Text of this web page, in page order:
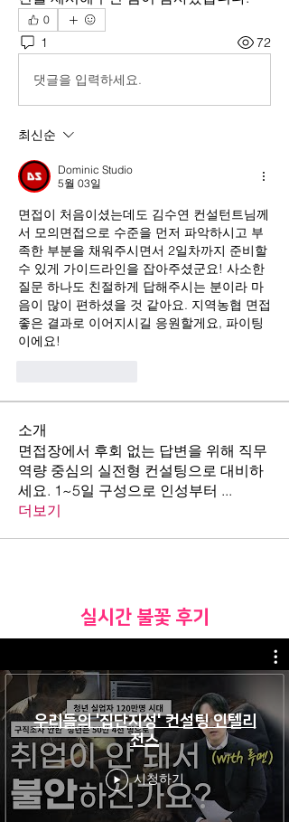
0
1 72
댓글을 입력하세요.
최신순
Dominic Studio
5월 03일
면접이 처음이셨는데도 김수연 컨설턴트님께
서 모의면접으로 수준을 먼저 파악하시고 부
족한 부분을 채워주시면서 2일차까지 준비할
수 있게 가이드라인을 잡아주셨군요! 사소한
질문 하나도 친절하게 답해주시는 분이라 마
음이 많이 편하셨을 것 같아요. 지역농협 면접
좋은 결과로 이어지시길 응원할게요, 파이팅
이에요!
소개
면접장에서 후회 없는 답변을 위해 직무
역량 중심의 실전형 컨설팅으로 대비하
세요. 1~5일 구성으로 인성부터 ...
더보기
​실시간 불꽃 후기
우리들의 '집단지성' 컨설팅 인텔리
전스
시청하기